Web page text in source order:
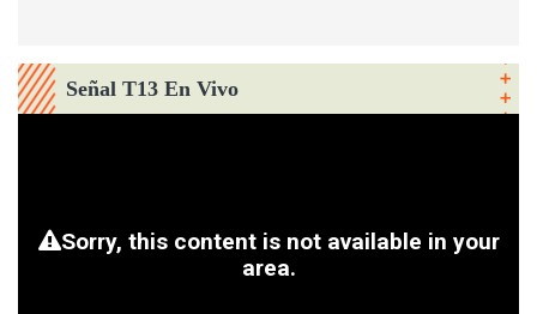
Señal T13 En Vivo